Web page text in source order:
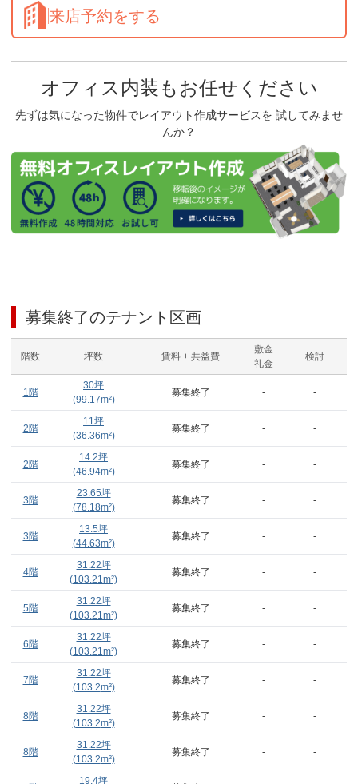
来店予約をする
オフィス内装もお任せください
先ずは気になった物件でレイアウト作成サービスを 試してみませ
んか？
募集終了のテナント区画
階数 坪数 賃料 + 共益費
敷金
礼金
検討
1階
30坪
(99.17m²)
募集終了 - -
2階
11坪
(36.36m²)
募集終了 - -
2階
14.2坪
(46.94m²)
募集終了 - -
3階
23.65坪
(78.18m²)
募集終了 - -
3階
13.5坪
(44.63m²)
募集終了 - -
4階
31.22坪
(103.21m²)
募集終了 - -
5階
31.22坪
(103.21m²)
募集終了 - -
6階
31.22坪
(103.21m²)
募集終了 - -
7階
31.22坪
(103.2m²)
募集終了 - -
8階
31.22坪
(103.2m²)
募集終了 - -
8階
31.22坪
(103.2m²)
募集終了 - -
19.4坪